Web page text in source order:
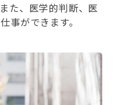
た、医学的判断、医
事ができます。